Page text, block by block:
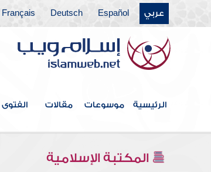
عربي Español
Deutsch
Français
الرئيسية موسوعات مقالات الفتوى
المكتبة الإسلامية
كتاب صلاة الخوف
كتاب صلاة العيدين
كتاب قيام الليل وتطوع النهار
كتاب الجنائز
كتاب الصيام
كتاب الزكاة